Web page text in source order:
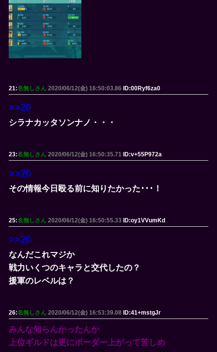
21:名無しさん 2020/06/12(金) 16:50:03.86 ID:00Ryf6za0
>>20
シラナカッタソンナノ・・・
23:名無しさん 2020/06/12(金) 16:50:35.71 ID:v+55P972a
>>20
その情報今日殴る前に知りたかった･･･！
25:名無しさん 2020/06/12(金) 16:50:55.33 ID:oy1VVumKd
>>20
なんだこれマジか
戦力いくつのキャラと交代したの？
援軍のレベルは？
26:名無しさん 2020/06/12(金) 16:53:39.08 ID:41+mstgJr
みんな知らんかったんか
上位ギルドは更にボーダー上がって苦しめ